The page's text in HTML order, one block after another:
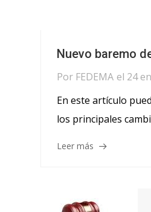
Nuevo baremo
Por FEDEMA el 24
En este artículo
los principales
Leer más